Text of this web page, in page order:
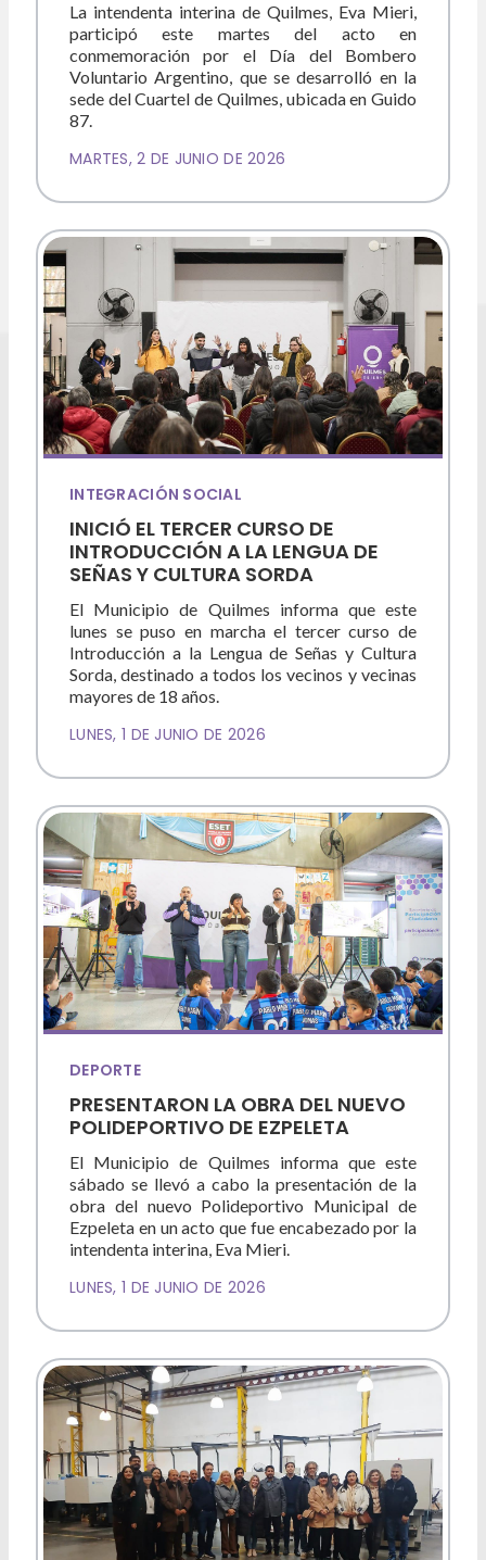
La intendenta interina de Quilmes, Eva Mieri,
participó este martes del acto en
conmemoración por el Día del Bombero
Voluntario Argentino, que se desarrolló en la
sede del Cuartel de Quilmes, ubicada en Guido
87.
MARTES, 2 DE JUNIO DE 2026
INTEGRACIÓN SOCIAL
INICIÓ EL TERCER CURSO DE
INTRODUCCIÓN A LA LENGUA DE
SEÑAS Y CULTURA SORDA
El Municipio de Quilmes informa que este
lunes se puso en marcha el tercer curso de
Introducción a la Lengua de Señas y Cultura
Sorda, destinado a todos los vecinos y vecinas
mayores de 18 años.
LUNES, 1 DE JUNIO DE 2026
DEPORTE
PRESENTARON LA OBRA DEL NUEVO
POLIDEPORTIVO DE EZPELETA
El Municipio de Quilmes informa que este
sábado se llevó a cabo la presentación de la
obra del nuevo Polideportivo Municipal de
Ezpeleta en un acto que fue encabezado por la
intendenta interina, Eva Mieri.
LUNES, 1 DE JUNIO DE 2026